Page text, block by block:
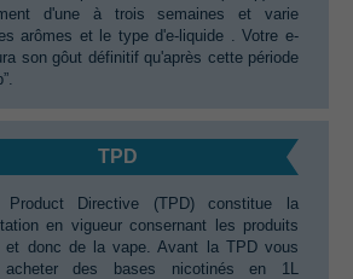
d'une à trois semaines et varie
arômes et le type d'e-liquide‭ ‬.‭ ‬Votre e-
son gôut définitif qu'après cette période
TPD
Product Directive‭ (‬TPD‭) ‬constitue la
en vigueur consernant les produits
et donc de la vape.‭ ‬Avant la TPD vous
acheter des bases nicotinés en‭ ‬1L